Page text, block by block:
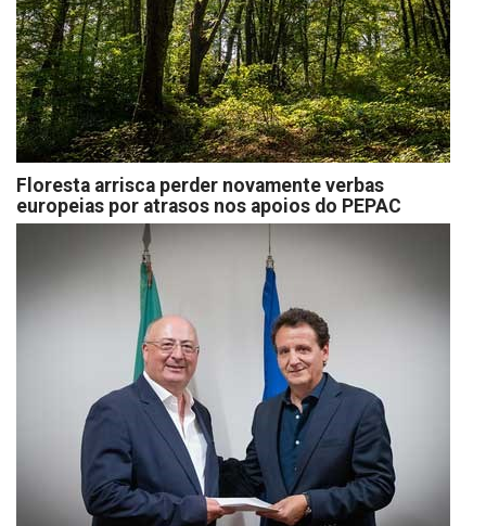
Floresta arrisca perder novamente verbas
europeias por atrasos nos apoios do PEPAC